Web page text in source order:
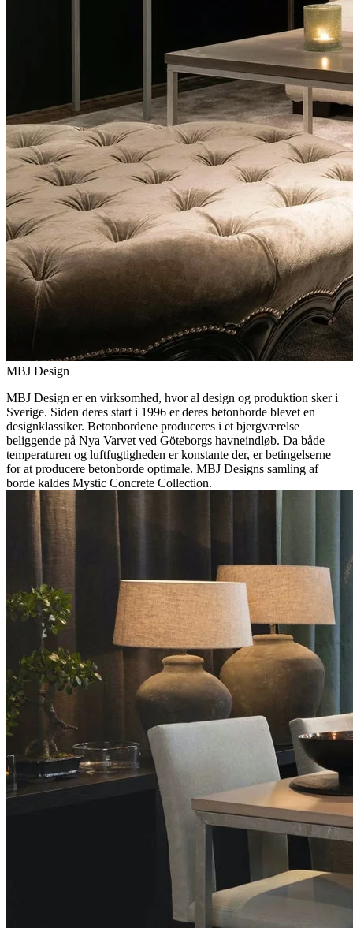
MBJ Design
MBJ Design er en virksomhed, hvor al design og produktion sker i
Sverige. Siden deres start i 1996 er deres betonborde blevet en
designklassiker. Betonbordene produceres i et bjergværelse
beliggende på Nya Varvet ved Göteborgs havneindløb. Da både
temperaturen og luftfugtigheden er konstante der, er betingelserne
for at producere betonborde optimale. MBJ Designs samling af
borde kaldes Mystic Concrete Collection.